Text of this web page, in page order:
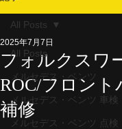
All Posts
メルセデス・ベンツ
メルセデス・ベンツ 車検
メルセデス・ベンツ 点検
All Posts
フォルクスワ
ROC/フロント
補修
2025年7月7日